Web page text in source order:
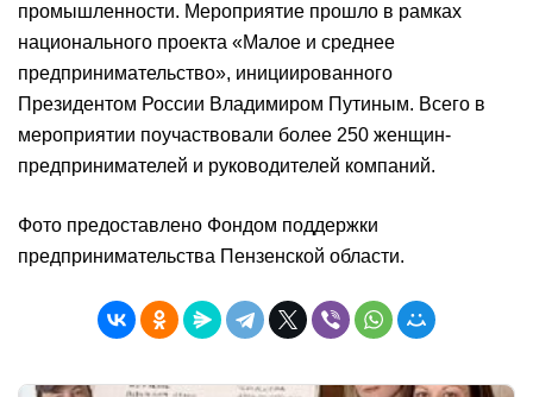
промышленности. Мероприятие прошло в рамках
национального проекта «Малое и среднее
предпринимательство», инициированного
Президентом России Владимиром Путиным. Всего в
мероприятии поучаствовали более 250 женщин-
предпринимателей и руководителей компаний.
Фото предоставлено Фондом поддержки
предпринимательства Пензенской области.